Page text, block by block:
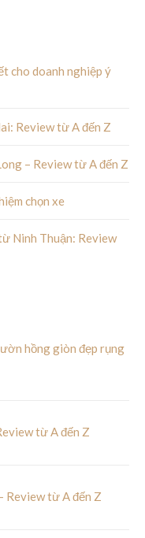
cho doanh nghiệp ý
Review từ A đến Z
– Review từ A đến Z
chọn xe
Ninh Thuận: Review
hồng giòn đẹp rụng
từ A đến Z
Review từ A đến Z